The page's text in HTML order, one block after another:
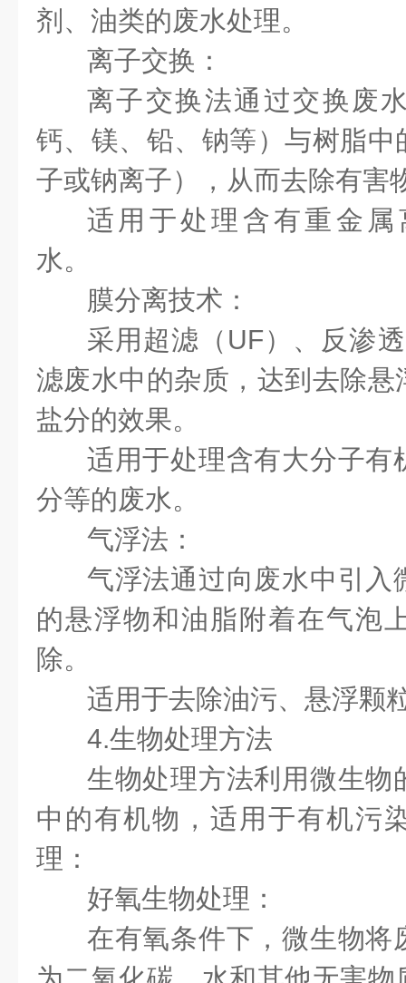
剂、油类的废水处理。
离子交换：
离子交换法通过交换废
钙、镁、铅、钠等）与树脂
子或钠离子），从而去除有
适用于处理含有重金
水。
膜分离技术：
采用超滤（UF）、反渗
滤废水中的杂质，达到去除
盐分的效果。
适用于处理含有大分子有
分等的废水。
气浮法：
气浮法通过向废水中引入
的悬浮物和油脂附着在气泡
除。
适用于去除油污、悬浮颗
4.生物处理方法
生物处理方法利用微生物
中的有机物，适用于有机污
理：
好氧生物处理：
在有氧条件下，微生物将